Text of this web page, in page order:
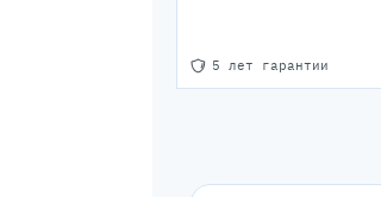
5 лет гарантии